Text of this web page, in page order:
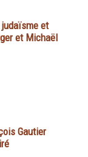
et
et Michaël
Gautier